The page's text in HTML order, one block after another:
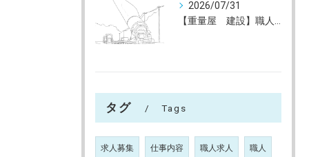
2026/07/31
タグ Tags
求人募集 仕事内容 職人求人 職人